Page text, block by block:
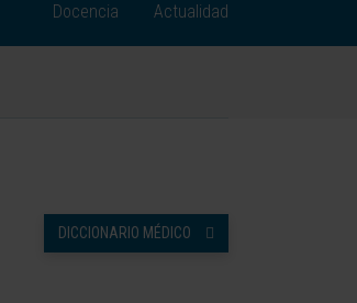
Docencia Actualidad
DICCIONARIO MÉDICO